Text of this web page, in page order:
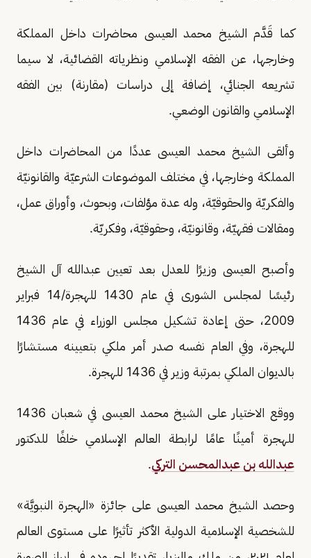
كما قَدَّم الشيخ محمد العيسى محاضرات داخل المملكة
وخارجها، عن الفقه الإسلامي ونظرياته القضائية، لا سيما
تشريعه الجنائي، إضافة إلى دراسات (مقارنة) بين الفقه
الإسلامي والقانون الوضعي.
وألقى الشيخ محمد العيسى عددًا من المحاضرات داخل
المملكة وخارجها، في مختلف الموضوعات الشرعيّة والقانونيّة
والفكريّة والحقوقيّة، وله عدة مؤلفات، وبحوث، وأوراق عمل،
ومقالات فقهيّة، وقانونيّة، وحقوقيّة، وفكريّة.
وأصبح العيسى وزيرًا للعدل بعد تعيين عبدالله آل الشيخ
رئيسًا لمجلس الشورى في عام 1430 للهجرة/14 فبراير
2009، حتى إعادة تشكيل مجلس الوزراء في عام 1436
للهجرة، وفي العام نفسه صدر أمر ملكي بتعيينه مستشارًا
بالديوان الملكي بمرتبة وزير في 1436 للهجرة.
ووقع الاختيار على الشيخ محمد العيسى في شعبان 1436
للهجرة أمينًا عامًا لرابطة العالم الإسلامي خلفًا للدكتور
عبدالله بن عبدالمحسن التركي.
وحصد الشيخ محمد العيسى على جائزة «الهجرة النبويَّة»
للشخصية الإسلامية الدولية الأكثر تأثيرًا على مستوى العالم